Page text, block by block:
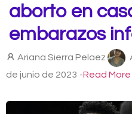
aborto en
embarazos
Ariana Sierra Pelaez
de junio de 2023 -Read More